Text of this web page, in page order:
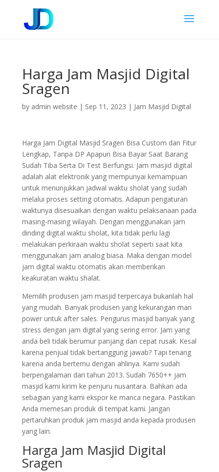
Harga Jam Masjid Digital
Sragen
by admin website | Sep 11, 2023 | Jam Masjid Digital
Harga Jam Digital Masjid Sragen Bisa Custom dan Fitur
Lengkap, Tanpa DP Apapun Bisa Bayar Saat Barang
Sudah Tiba Serta Di Test Berfungsi. Jam masjid digital
adalah alat elektronik yang mempunyai kemampuan
untuk menunjukkan jadwal waktu sholat yang sudah
melalui proses setting otomatis. Adapun pengaturan
waktunya disesuaikan dengan waktu pelaksanaan pada
masing-masing wilayah. Dengan menggunakan jam
dinding digital waktu sholat, kita tidak perlu lagi
melakukan perkiraan waktu sholat seperti saat kita
menggunakan jam analog biasa. Maka dengan model
jam digital waktu otomatis akan memberikan
keakuratan waktu shalat.
Memilih produsen jam masjid terpercaya bukanlah hal
yang mudah. Banyak produsen yang kekurangan man
power untuk after sales. Pengurus masjid banyak yang
stress dengan jam digital yang sering error. Jam yang
anda beli tidak berumur panjang dan cepat rusak. Kesal
karena penjual tidak bertanggung jawab? Tapi tenang
karena anda bertemu dengan ahlinya. Kami sudah
berpengalaman dari tahun 2013. Sudah 7650++ jam
masjid kami kirim ke penjuru nusantara. Bahkan ada
sebagian yang kami ekspor ke manca negara. Pastikan
Anda memesan produk di tempat kami. Jangan
pertaruhkan produk jam masjid anda kepada produsen
yang lain.
Harga Jam Masjid Digital
Sragen